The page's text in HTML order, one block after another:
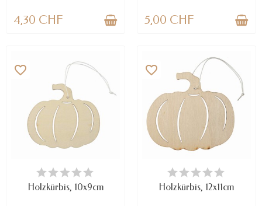
4,30 CHF 5,00 CHF
VERFÜGBAR
favorite_border
Holzkürbis, 10x9cm
VERFÜGBAR
favorite_border
Holzkürbis, 12x11cm